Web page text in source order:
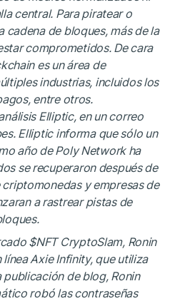
central. Para piratear o
cadena de bloques, más de la
comprometidos. De cara
es un área de
industrias, incluidos los
entre otros.
Elliptic, en un correo
Elliptic informa que sólo un
año de Poly Network ha
se recuperaron después de
y empresas de
a rastrear pistas de
$NFTCryptoSlam, Ronin
Axie Infinity, que utiliza
publicación de blog, Ronin
robó las contraseñas